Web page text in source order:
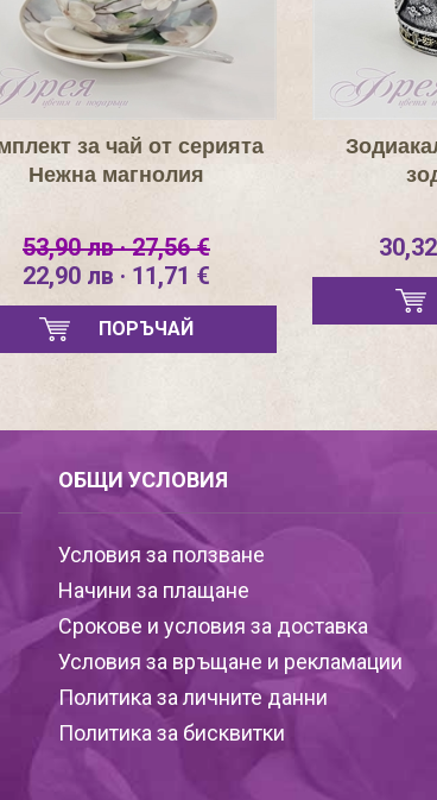
за чай от серията
Нежна магнолия
53,90 лв · 27,56 €
22,90 лв · 11,71 €
ПОРЪЧАЙ
ОБЩИ УСЛОВИЯ
Условия за ползване
Начини за плащане
Срокове и условия за доставка
Условия за връщане и рекламации
Политика за личните данни
Политика за бисквитки